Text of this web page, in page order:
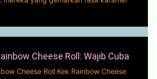
Cheese Roll: Wajib Cuba
Cheese Roll Kek Rainbow Cheese